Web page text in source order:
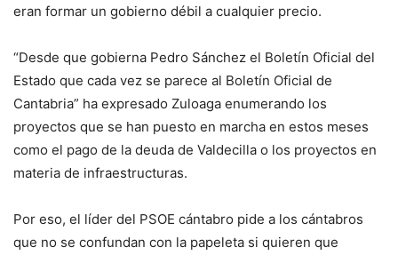
eran formar un gobierno débil a cualquier precio.
“Desde que gobierna Pedro Sánchez el Boletín Oficial del
Estado que cada vez se parece al Boletín Oficial de
Cantabria” ha expresado Zuloaga enumerando los
proyectos que se han puesto en marcha en estos meses
como el pago de la deuda de Valdecilla o los proyectos en
materia de infraestructuras.
Por eso, el líder del PSOE cántabro pide a los cántabros
que no se confundan con la papeleta si quieren que